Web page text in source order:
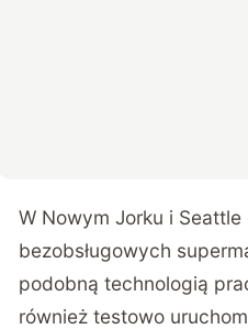
W Nowym Jorku i Seattle
bezobsługowych
podobną technologią
również testowo